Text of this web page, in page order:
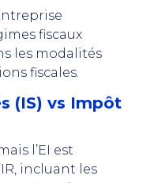
fiscaux
les modalités
fiscales.
(IS) vs Impôt
l’EI est
incluant les